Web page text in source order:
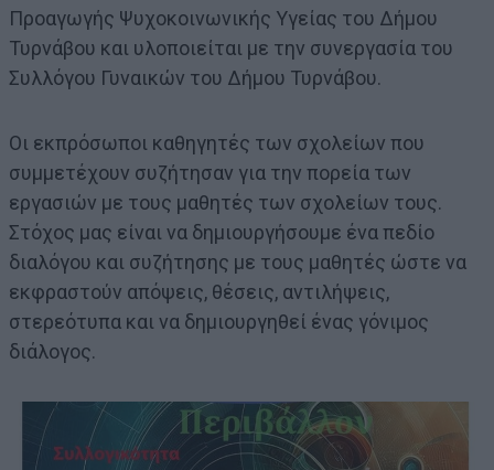
Προαγωγής Ψυχοκοινωνικής Υγείας του Δήμου
Τυρνάβου και υλοποιείται με την συνεργασία του
Συλλόγου Γυναικών του Δήμου Τυρνάβου.
Οι εκπρόσωποι καθηγητές των σχολείων που
συμμετέχουν συζήτησαν για την πορεία των
εργασιών με τους μαθητές των σχολείων τους.
Στόχος μας είναι να δημιουργήσουμε ένα πεδίο
διαλόγου και συζήτησης με τους μαθητές ώστε να
εκφραστούν απόψεις, θέσεις, αντιλήψεις,
στερεότυπα και να δημιουργηθεί ένας γόνιμος
διάλογος.